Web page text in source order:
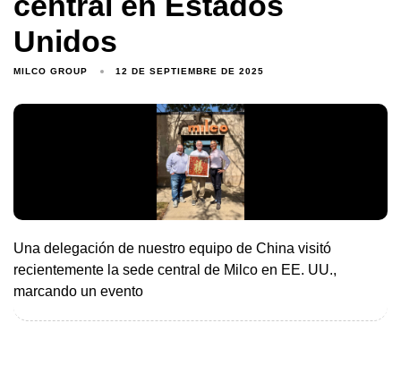
Unidos
MILCO GROUP 12 DE SEPTIEMBRE DE 2025
Una delegación de nuestro equipo de China visitó
recientemente la sede central de Milco en EE. UU.,
marcando un evento